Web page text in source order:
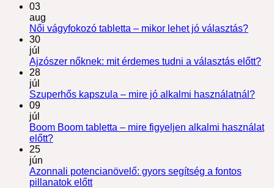
03
aug
Női vágyfokozó tabletta – mikor lehet jó választás?
30
júl
Ajzószer nőknek: mit érdemes tudni a választás előtt?
28
júl
Szuperhős kapszula – mire jó alkalmi használatnál?
09
júl
Boom Boom tabletta – mire figyeljen alkalmi használat
előtt?
25
jún
Azonnali potencianövelő: gyors segítség a fontos
pillanatok előtt